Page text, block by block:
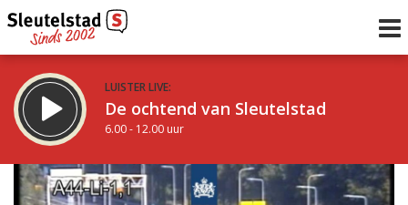
LUISTER LIVE:
De ochtend van Sleutelstad
6.00 - 12.00 uur
STRAKS:
De middag van Sleutelstad